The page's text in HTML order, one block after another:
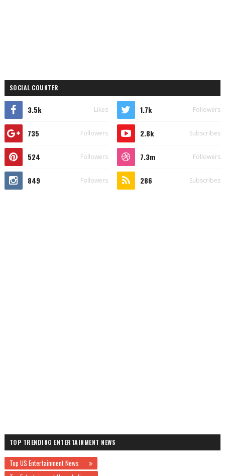
SOCIAL COUNTER
3.5k Likes 1.7k Followers
735 Followers 2.8k Subscribes
524 Followers 7.3m Followers
849 Followers 286 Subscribes
TOP TRENDING ENTERTAINMENT NEWS
Top US Entertainment News